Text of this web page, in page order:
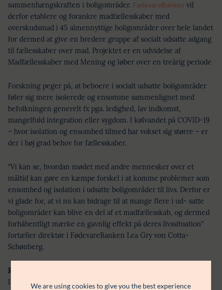
sammenhængskraften i boligområder. FødevareBanken vil
derfor etablere og forankre madfællesskaber med
overskudsmad i 45 almennyttige boligområder over hele landet
for dermed at give en bredere gruppe af socialt udsatte adgang
til fællesskaber over mad. Projektet er en udvidelse af
Madfællesskaber med Mening og løber over en treårig periode
Forskning peger på, at beboere i socialt udsatte boligområder
føler sig mere isolerede og ensomme sammenlignet med
befolkningen generelt fx pga. ledighed, lav indkomst,
mangelfuld integration eller sygdom. I kølvandet på COVID-19
– hvor isolation og ensomhed tilmed har vokset sig større – er
der i høj grad behov for fællesskaber.
”Vi kan se, hvordan mødet med andre mennesker over et
måltid kan gøre en kæmpe forskel i at komme problemer som
ensomhed og isolation i udsatte boligområder til livs. Derfor er
vi glade for, at vi nu kan bidrage til at mange flere i ud- satte
boligområder kan blive en del af et madfællesskab, og dermed
forhåbentligt mærke en gavnlig effekt på deres livssituation”
fortæller direktør i FødevareBanken Lea Gry von Cotta-
Schønberg.
Fra 3 til 45 boligområder
I 2019-2020 gik FødevareBanken og Boligselskabet Sjælland
We are using cookies to give you the best experience